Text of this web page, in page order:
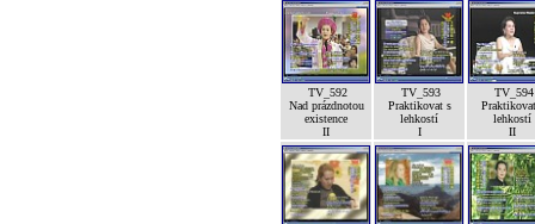
TV_592
Nad prázdnotou
existence
II
TV_593
Praktikovat s
lehkostí
I
TV_594
lehkostí
II